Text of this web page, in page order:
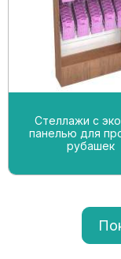
Стеллажи с
панелью для
рубашек